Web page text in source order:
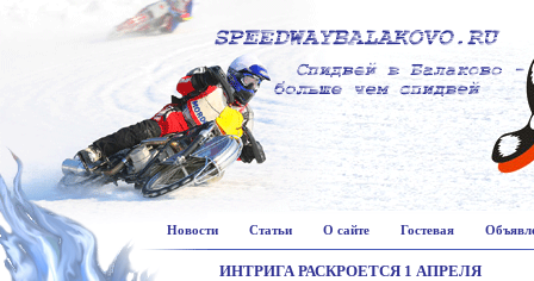
Новости Статьи О сайте Гостевая
ИНТРИГА РАСКРОЕТСЯ 1 АПРЕЛЯ